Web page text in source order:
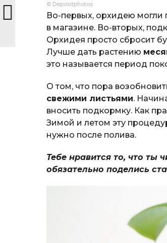
© Depositphotos
Во-первых, орхидею могли
в магазине. Во-вторых,
Орхидея просто сбросит
Лучше дать растению
это называется период
О том, что пора
свежими листьями.
вносить подкормку. Как
Зимой и летом эту
нужно после полива.
Тебе нравится то, что ты
обязательно поделись